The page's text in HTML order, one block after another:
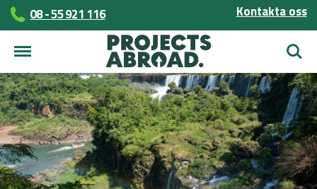
08 - 55 921 116 Kontakta oss
Sök